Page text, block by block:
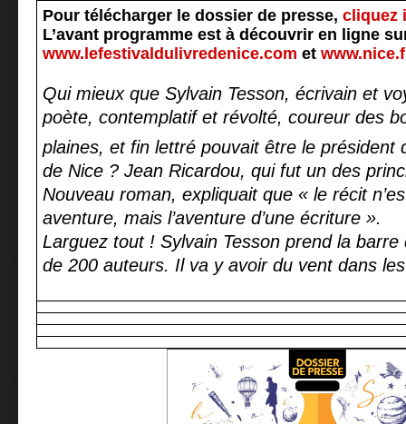
Pour télécharger le dossier de presse, cliquez
L’avant programme est à découvrir en ligne
www.lefestivaldulivredenice.com et
Qui mieux que Sylvain Tesson, écrivain et
poète, contemplatif et révolté, coureur des
plaines, et fin lettré pouvait être le président
de Nice ? Jean Ricardou, qui fut un des
Nouveau roman, expliquait que « le récit
aventure, mais l’aventure d’une écriture ».
Larguez tout ! Sylvain Tesson prend la
de 200 auteurs. Il va y avoir du vent dans